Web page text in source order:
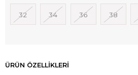
32 34 36 38
ÜRÜN ÖZELLIKLERI